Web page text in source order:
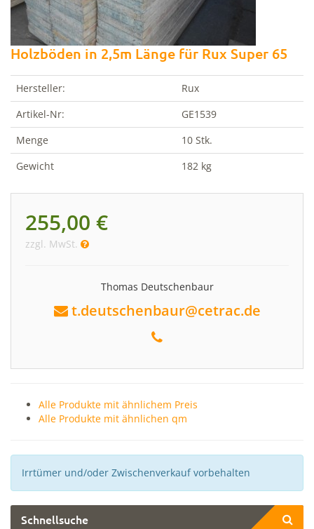
Holzböden in 2,5m Länge für Rux Super 65
Hersteller:
Rux
Artikel-Nr:
GE1539
Menge
10 Stk.
Gewicht
182 kg
255,00 €
zzgl. MwSt.
Thomas Deutschenbaur
t.deutschenbaur@cetrac.de
Alle Produkte mit ähnlichem Preis
Alle Produkte mit ähnlichen qm
Irrtümer und/oder Zwischenverkauf vorbehalten
Schnellsuche